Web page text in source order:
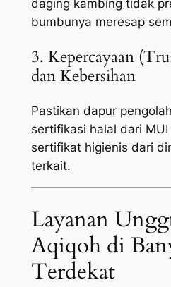
daging kambing tidak
bumbunya meresap
3. Kepercayaan
dan Kebersihan
Pastikan dapur
sertifikasi halal dari
sertifikat higienis dari
terkait.
Layanan
Aqiqoh di
Terdekat